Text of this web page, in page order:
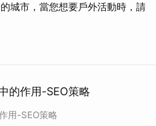
城市，當您想要戶外活動時，請
的作用-SEO策略
用-SEO策略